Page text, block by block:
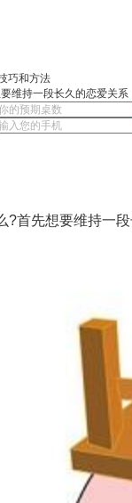
巧和方法
维持一段长久的恋爱关
先想要维持一段